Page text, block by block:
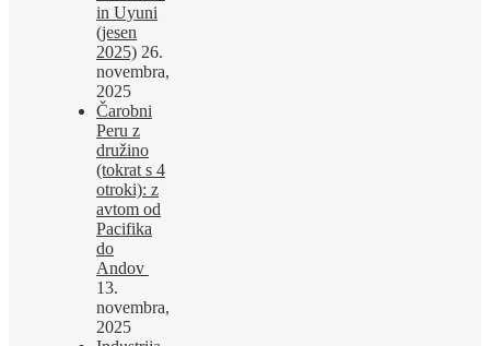
in Uyuni
(jesen
2025) 26.
novembra,
2025
Čarobni
Peru z
družino
(tokrat s 4
otroki): z
avtom od
Pacifika
do
Andov
13.
novembra,
2025